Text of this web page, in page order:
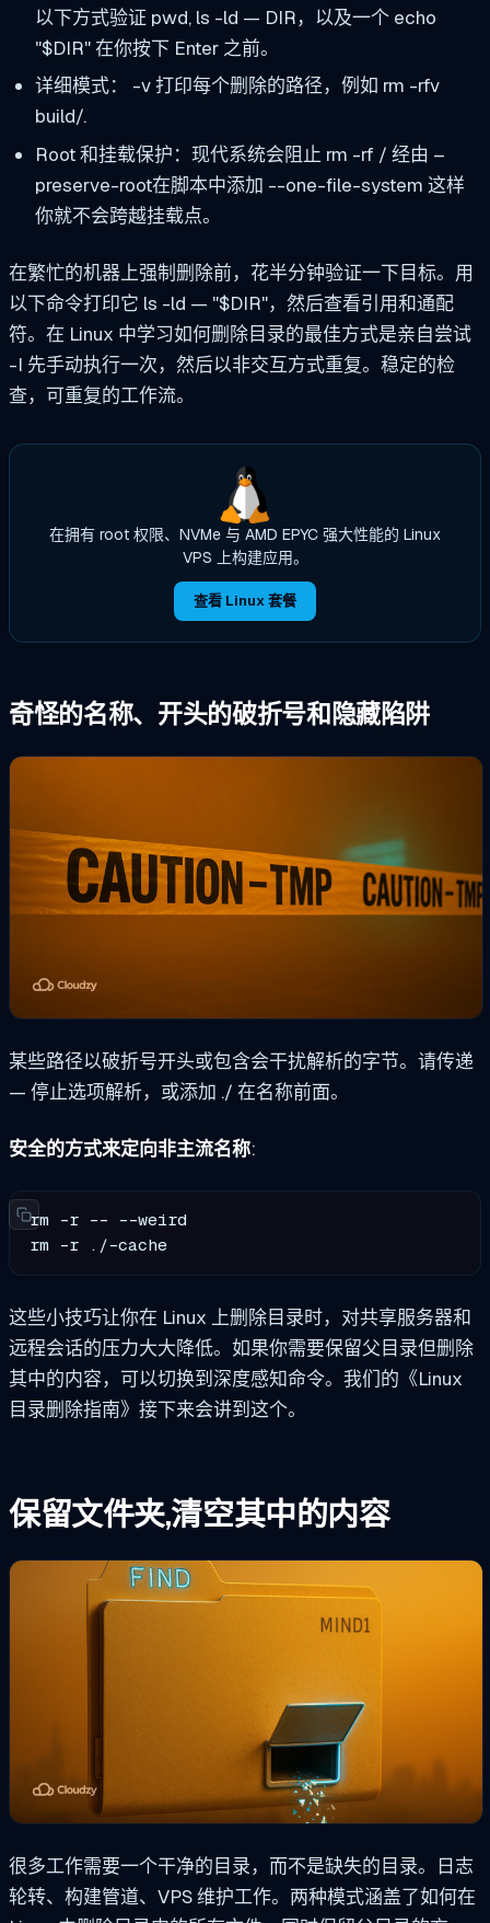
以下方式验证 pwd, ls -ld — DIR，以及一个 echo
"$DIR"在你按下 Enter 之前。
详细模式： -v打印每个删除的路径，例如 rm -rfv
build/.
Root 和挂载保护：现代系统会阻止 rm -rf / 经由 –
preserve-root在脚本中添加 --one-file-system 这样
你就不会跨越挂载点。
在繁忙的机器上强制删除前，花半分钟验证一下目标。用
以下命令打印它 ls -ld — "$DIR"，然后查看引用和通配
符。在 Linux 中学习如何删除目录的最佳方式是亲自尝试
-I 先手动执行一次，然后以非交互方式重复。稳定的检
查，可重复的工作流。
在拥有 root 权限、NVMe 与 AMD EPYC 强大性能的 Linux
VPS 上构建应用。
查看 Linux 套餐
奇怪的名称、开头的破折号和隐藏陷阱
某些路径以破折号开头或包含会干扰解析的字节。请传递
— 停止选项解析，或添加 ./ 在名称前面。
安全的方式来定向非主流名称:
rm -r -- --weird
rm -r ./-cache
这些小技巧让你在 Linux 上删除目录时，对共享服务器和
远程会话的压力大大降低。如果你需要保留父目录但删除
其中的内容，可以切换到深度感知命令。我们的《Linux
目录删除指南》接下来会讲到这个。
保留文件夹,清空其中的内容
很多工作需要一个干净的目录，而不是缺失的目录。日志
轮转、构建管道、VPS 维护工作。两种模式涵盖了如何在